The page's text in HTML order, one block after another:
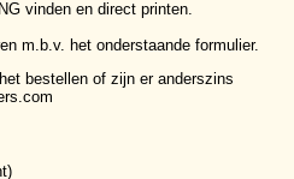
vinden en direct printen.
m.b.v. het onderstaande formulier.
bestellen of zijn er anderszins